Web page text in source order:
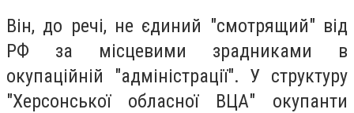
Він, до речі, не єдиний "смотрящий" від
РФ за місцевими зрадниками в
окупаційній "адміністрації". У структуру
"Херсонської обласної ВЦА" окупанти